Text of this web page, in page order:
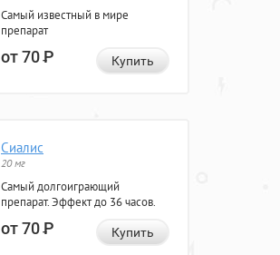
Самый известный в мире
препарат
от 70Р Купить
Сиалис
20 мг
Самый долгоиграющий
препарат. Эффект до 36 часов.
от 70Р Купить